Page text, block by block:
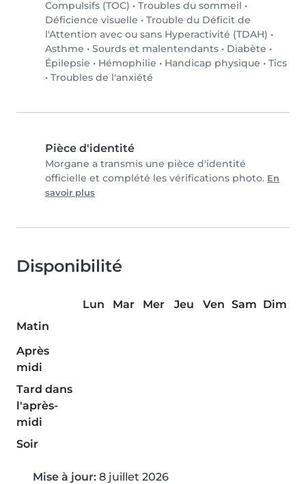
Compulsifs (TOC) • Troubles du sommeil •
Déficience visuelle • Trouble du Déficit de
l'Attention avec ou sans Hyperactivité (TDAH) •
Asthme • Sourds et malentendants • Diabète •
Épilepsie • Hémophilie • Handicap physique • Tics
• Troubles de l'anxiété
Pièce d'identité
Morgane a transmis une pièce d'identité
officielle et complété les vérifications photo. En
savoir plus
Disponibilité
Lun Mar Mer Jeu Ven Sam Dim
Matin
Après
midi
Tard dans
l'après-
midi
Soir
Mise à jour: 8 juillet 2026